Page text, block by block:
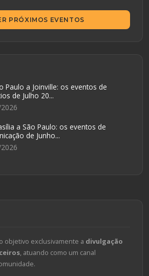
PRÓXIMOS EVENTOS
Paulo a Joinville: os eventos de
de Julho 20...
a São Paulo: os eventos de
de Junho...
objetivo exclusivamente a divulgação
, atuando como um canal